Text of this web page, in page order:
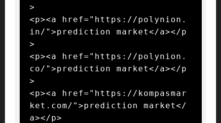
>
<p><a href="https://polynion.
in/">prediction market</a></p
>
<p><a href="https://polynion.
co/">prediction market</a></p
>
<p><a href="https://kompasmar
ket.com/">prediction market</
a></p>